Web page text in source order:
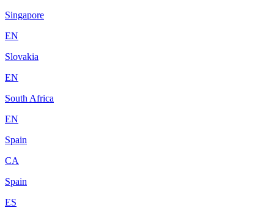
Singapore
EN
Slovakia
EN
South Africa
EN
Spain
CA
Spain
ES